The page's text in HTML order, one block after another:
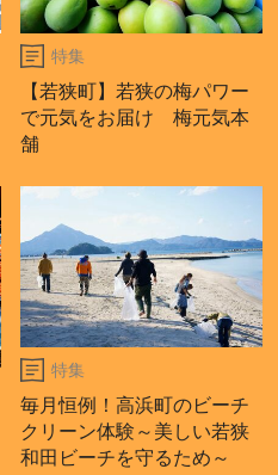
特集
【若狭町】若狭の梅パワー
で元気をお届け 梅元気本
舗
特集
毎月恒例！高浜町のビーチ
クリーン体験～美しい若狭
和田ビーチを守るため～